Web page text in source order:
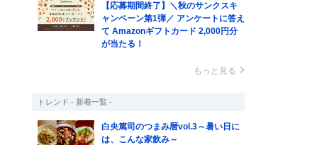
【応募期間終了】＼秋のサンクスキ
ャンペーン第1弾／ アンケートに答え
て Amazonギフトカード 2,000円分
が当たる！
もっと見る
トレンド - 新着一覧 -
白央篤司のつまみ暦vol.3～暑い日に
は、こんな家飲み～